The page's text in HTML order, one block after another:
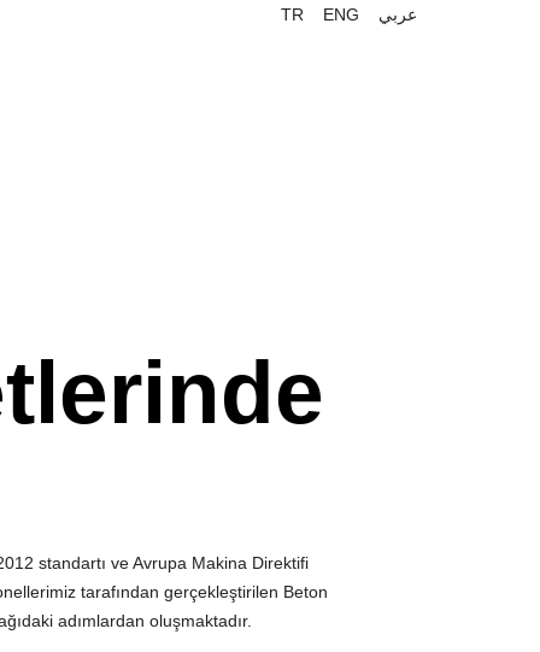
TR ENG عربي
standartı ve Avrupa Makina Direktifi
tarafından gerçekleştirilen Beton
adımlardan oluşmaktadır.